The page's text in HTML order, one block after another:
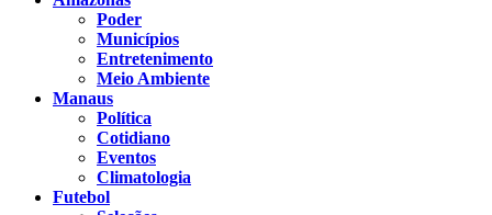
Poder
Municípios
Entretenimento
Meio Ambiente
Manaus
Política
Cotidiano
Eventos
Climatologia
Futebol